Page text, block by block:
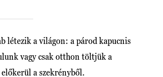
létezik a világon: a párod kapucnis
vagy csak otthon töltjük a
a szekrényből.